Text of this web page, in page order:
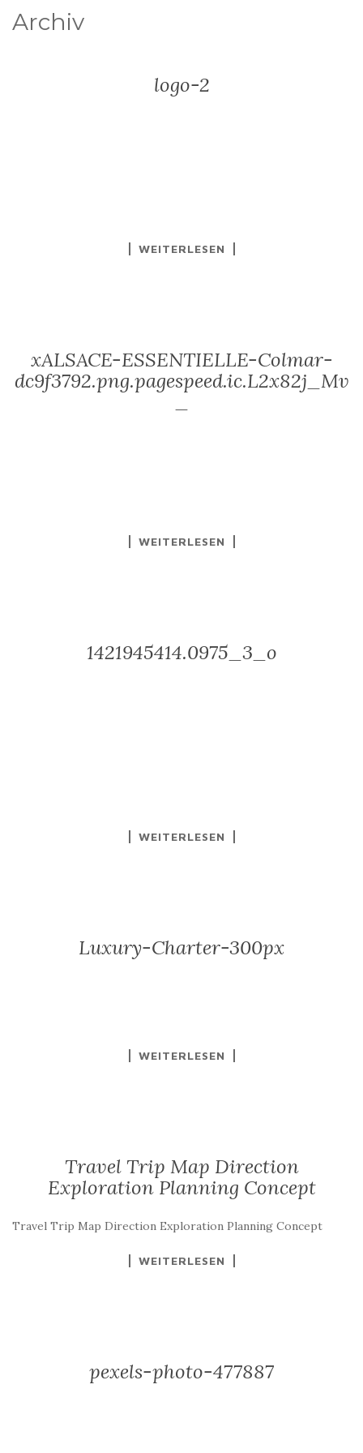
Archiv
logo-2
WEITERLESEN
xALSACE-ESSENTIELLE-Colmar-
dc9f3792.png.pagespeed.ic.L2x82j_Mv
WEITERLESEN
1421945414.0975_3_o
WEITERLESEN
Luxury-Charter-300px
WEITERLESEN
Travel Trip Map Direction
Exploration Planning Concept
Travel Trip Map Direction Exploration Planning Concept
WEITERLESEN
pexels-photo-477887